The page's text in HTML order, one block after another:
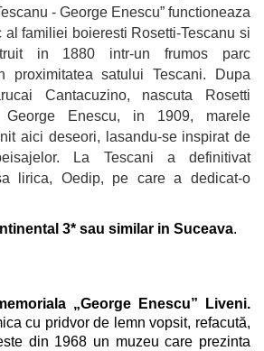
- George Enescu” functioneaza
al familiei boieresti Rosetti-Tescanu si
in 1880 intr-un frumos parc
proximitatea satului Tescani. Dupa
Cantacuzino, nascuta Rosetti
George Enescu, in 1909, marele
aici deseori, lasandu-se inspirat de
La Tescani a definitivat
lirica, Oedip, pe care a dedicat-o
3* sau similar in Suceava.
„George Enescu” Liveni.
cu pridvor de lemn vopsit, refacută,
din 1968 un muzeu care prezinta